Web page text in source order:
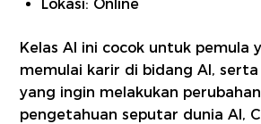
Lokasi: Online
Kelas AI ini cocok untuk pemula
memulai karir di bidang AI,
yang ingin melakukan
pengetahuan seputar dunia AI,